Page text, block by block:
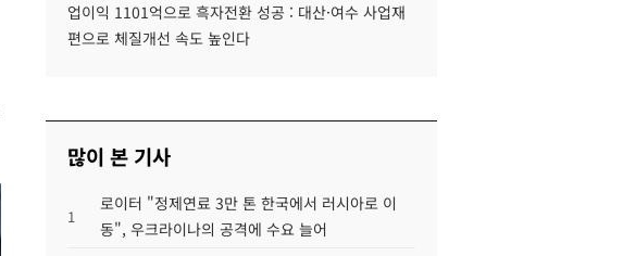
업이익 1101억으로 흑자전환 성공 : 대산·여수 사업재
편으로 체질개선 속도 높인다
많이 본 기사
1
로이터 "정제연료 3만 톤 한국에서 러시아로 이
동", 우크라이나의 공격에 수요 늘어